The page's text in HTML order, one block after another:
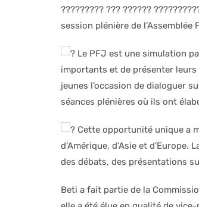
????????? ??? ??????
session plénière de
Le PFJ est une simulation
importants et de présenter
jeunes l’occasion de dialoguer
séances plénières où ils ont
Cette opportunité unique a
d’Amérique, d’Asie et
des débats, des présentations
Beti a fait partie de la